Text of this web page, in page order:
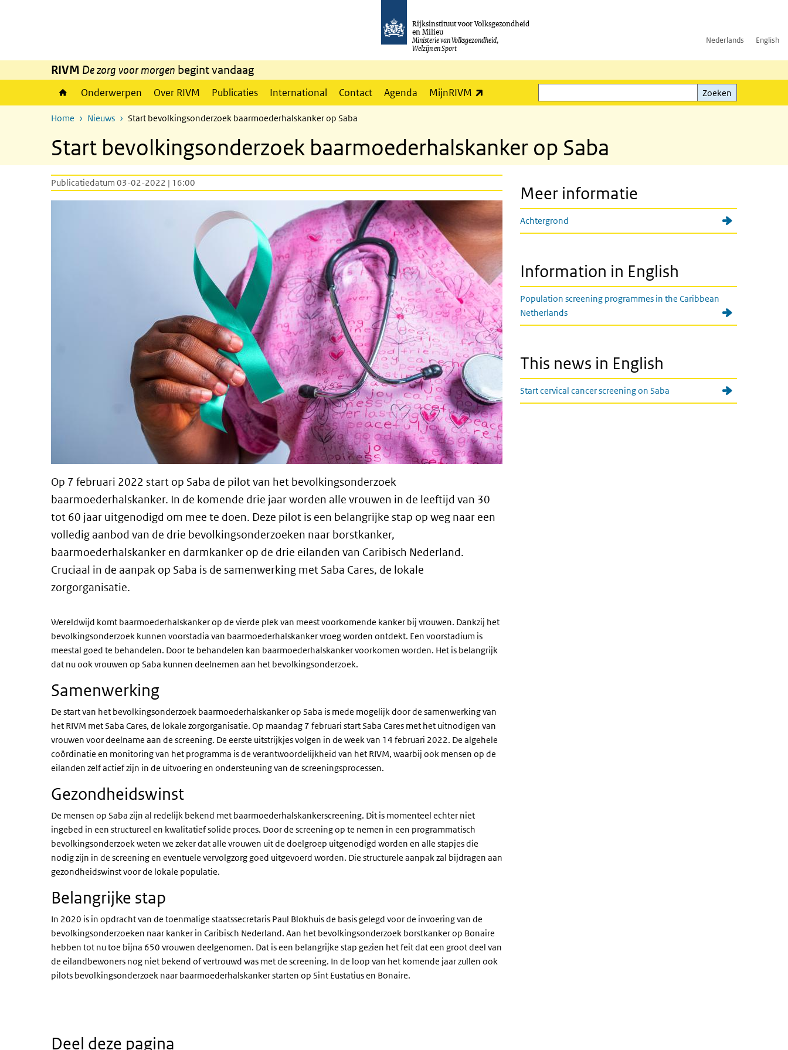
Rijksinstituut voor Volksgezondheid
en Milieu
Ministerie van Volksgezondheid,
Welzijn en Sport
Nederlands English
RIVM De zorg voor morgen begint vandaag
Onderwerpen Over RIVM Publicaties International Contact Agenda MijnRIVM
Zoeken
Zoeken
Home Nieuws Start bevolkingsonderzoek baarmoederhalskanker op Saba
Start bevolkingsonderzoek baarmoederhalskanker op Saba
Publicatiedatum 03-02-2022 | 16:00
Op 7 februari 2022 start op Saba de pilot van het bevolkingsonderzoek
baarmoederhalskanker. In de komende drie jaar worden alle vrouwen in de leeftijd van 30
tot 60 jaar uitgenodigd om mee te doen. Deze pilot is een belangrijke stap op weg naar een
volledig aanbod van de drie bevolkingsonderzoeken naar borstkanker,
baarmoederhalskanker en darmkanker op de drie eilanden van Caribisch Nederland.
Cruciaal in de aanpak op Saba is de samenwerking met Saba Cares, de lokale
zorgorganisatie.
Wereldwijd komt baarmoederhalskanker op de vierde plek van meest voorkomende kanker bij vrouwen. Dankzij het
bevolkingsonderzoek kunnen voorstadia van baarmoederhalskanker vroeg worden ontdekt. Een voorstadium is
meestal goed te behandelen. Door te behandelen kan baarmoederhalskanker voorkomen worden. Het is belangrijk
dat nu ook vrouwen op Saba kunnen deelnemen aan het bevolkingsonderzoek.
Samenwerking
De start van het bevolkingsonderzoek baarmoederhalskanker op Saba is mede mogelijk door de samenwerking van
het RIVM met Saba Cares, de lokale zorgorganisatie. Op maandag 7 februari start Saba Cares met het uitnodigen van
vrouwen voor deelname aan de screening. De eerste uitstrijkjes volgen in de week van 14 februari 2022. De algehele
coördinatie en monitoring van het programma is de verantwoordelijkheid van het RIVM, waarbij ook mensen op de
eilanden zelf actief zijn in de uitvoering en ondersteuning van de screeningsprocessen.
Gezondheidswinst
De mensen op Saba zijn al redelijk bekend met baarmoederhalskankerscreening. Dit is momenteel echter niet
ingebed in een structureel en kwalitatief solide proces. Door de screening op te nemen in een programmatisch
bevolkingsonderzoek weten we zeker dat alle vrouwen uit de doelgroep uitgenodigd worden en alle stapjes die
nodig zijn in de screening en eventuele vervolgzorg goed uitgevoerd worden. Die structurele aanpak zal bijdragen aan
gezondheidswinst voor de lokale populatie.
Belangrijke stap
In 2020 is in opdracht van de toenmalige staatssecretaris Paul Blokhuis de basis gelegd voor de invoering van de
bevolkingsonderzoeken naar kanker in Caribisch Nederland. Aan het bevolkingsonderzoek borstkanker op Bonaire
hebben tot nu toe bijna 650 vrouwen deelgenomen. Dat is een belangrijke stap gezien het feit dat een groot deel van
de eilandbewoners nog niet bekend of vertrouwd was met de screening. In de loop van het komende jaar zullen ook
pilots bevolkingsonderzoek naar baarmoederhalskanker starten op Sint Eustatius en Bonaire.
Meer informatie
Achtergrond
Information in English
Population screening programmes in the Caribbean
Netherlands
This news in English
Start cervical cancer screening on Saba
Deel deze pagina